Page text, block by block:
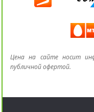
Цена на сайте носит
публичной офертой.